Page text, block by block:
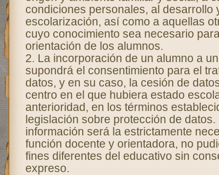
condiciones personales, al desarrollo
escolarización, así como a aquellas
cuyo conocimiento sea necesario
orientación de los alumnos.
2. La incorporación de un alumno a
supondrá el consentimiento para el
datos, y en su caso, la cesión de
centro en el que hubiera estado
anterioridad, en los términos
legislación sobre protección de
información será la estrictamente
función docente y orientadora, no
fines diferentes del educativo sin
expreso.